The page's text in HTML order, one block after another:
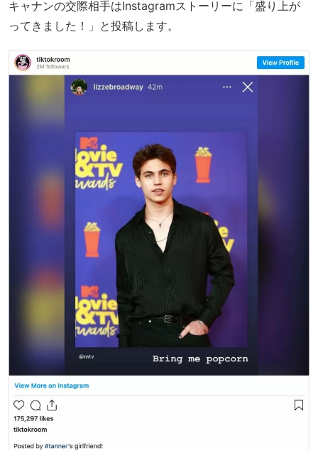
キャナンの交際相手はInstagramストーリーに「盛り上が
ってきました！」と投稿します。